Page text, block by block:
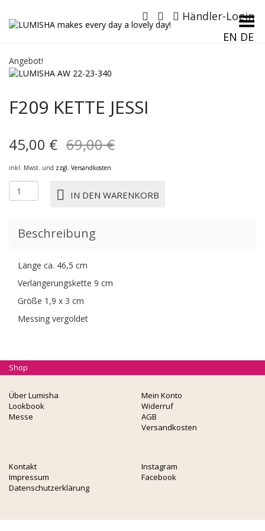
Händler-Login
EN DE
Menü umschalten
Angebot!
F209 KETTE JESSI
69,00€Ursprünglicher
69,00 €
45,00 €
Aktueller
45,00 €.
inkl. Mwst. und zzgl. Versandkosten
F209
KETTE
IN DEN WARENKORB
Beschreibung
Länge ca. 46,5 cm
Verlängerungskette 9 cm
Größe 1,9 x 3 cm
Messing vergoldet
Über Lumisha
Lookbook
Messe
Mein Konto
Widerruf
AGB
Versandkosten
Kontakt
Impressum
Datenschutzerklärung
Instagram
Facebook
Shop